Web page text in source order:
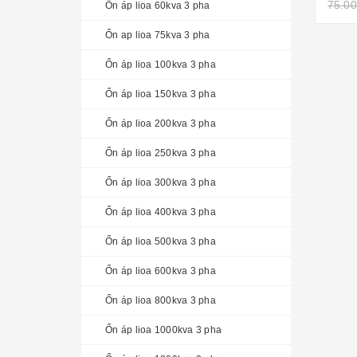
Ổn áp lioa 60kva 3 pha
Ổn ap lioa 75kva 3 pha
Ổn áp lioa 100kva 3 pha
Ổn áp lioa 150kva 3 pha
Ổn áp lioa 200kva 3 pha
Ổn áp lioa 250kva 3 pha
Ổn áp lioa 300kva 3 pha
Ổn áp lioa 400kva 3 pha
Ổn áp lioa 500kva 3 pha
Ổn áp lioa 600kva 3 pha
Ổn áp lioa 800kva 3 pha
Ổn áp lioa 1000kva 3 pha